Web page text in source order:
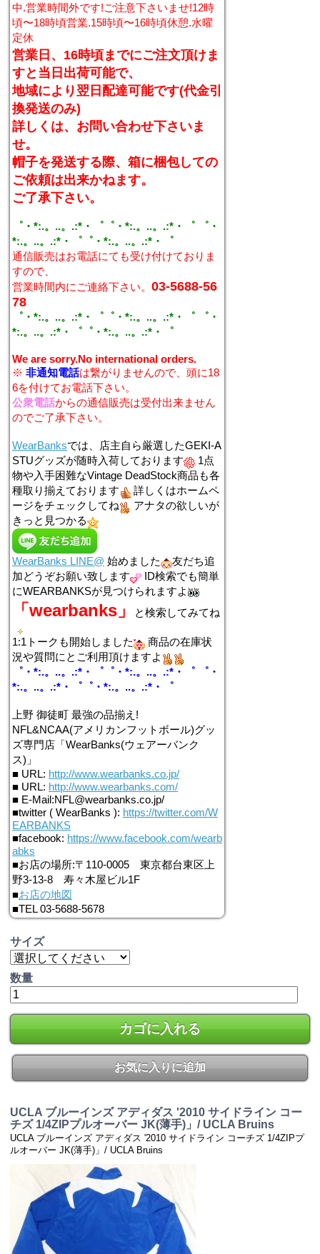
中.営業時間外です!ご注意下さいませ!12時
頃〜18時頃営業.15時頃〜16時頃休憩.水曜
定休
営業日、16時頃までにご注文頂けま
すと当日出荷可能で、
地域により翌日配達可能です(代金引
換発送のみ)
詳しくは、お問い合わせ下さいま
せ。
帽子を発送する際、箱に梱包しての
ご依頼は出来かねます。
ご了承下さい。
゜・*:.。..。.:*・゜゜・*:.。..。.:*・゜ ゜・
*:.。..。.:*・゜゜・*:.。..。.:*・゜
通信販売はお電話にても受け付けておりま
すので、
営業時間内にご連絡下さい。03-5688-56
78
゜・*:.。..。.:*・゜゜・*:.。..。.:*・゜ ゜・
*:.。..。.:*・゜゜・*:.。..。.:*・゜
We are sorry.No international orders.
※ 非通知電話は繋がりませんので、頭に18
6を付けてお電話下さい。
公衆電話からの通信販売は受付出来ません
のでご了承下さい。
WearBanksでは、店主自ら厳選したGEKI-A
STUグッズが随時入荷しております
1点
物や入手困難なVintage DeadStock商品も各
種取り揃えております
詳しくはホームペ
ージをチェックしてね
アナタの欲しいが
きっと見つかる
WearBanks LINE@ 始めました
友だち追
加どうぞお願い致します
ID検索でも簡単
にWEARBANKSが見つけられますよ
「wearbanks」 と検索してみてね
1:1トークも開始しました
商品の在庫状
況や質問にとご利用頂けますよ
゜・*:.。..。.:*・゜゜・*:.。..。.:*・゜ ゜・
*:.。..。.:*・゜゜・*:.。..。.:*・゜
上野 御徒町 最強の品揃え!
NFL&NCAA(アメリカンフットボール)グッ
ズ専門店「WearBanks(ウェアーバンク
ス)」
■ URL: http://www.wearbanks.co.jp/
■ URL: http://www.wearbanks.com/
■ E-Mail:NFL@wearbanks.co.jp/
■twitter ( WearBanks ): https://twitter.com/W
EARBANKS
■facebook: https://www.facebook.com/wearb
abks
■お店の場所:〒110-0005 東京都台東区上
野3-13-8 寿々木屋ビル1F
■お店の地図
■TEL 03-5688-5678
サイズ
数量
カゴに入れる
お気に入りに追加
UCLA ブルーインズ アディダス '2010 サイドライン コー
チズ 1/4ZIPプルオーバー JK(薄手)」/ UCLA Bruins
UCLA ブルーインズ アディダス '2010 サイドライン コーチズ 1/4ZIPプ
ルオーバー JK(薄手)」/ UCLA Bruins